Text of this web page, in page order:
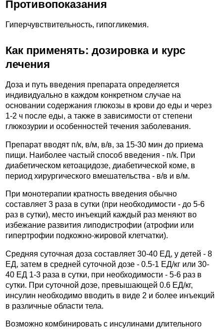
Противопоказания
Гиперчувствительность, гипогликемия.
Как применять: дозировка и курс
лечения
Доза и путь введения препарата определяется
индивидуально в каждом конкретном случае на
основании содержания глюкозы в крови до еды и через
1-2 ч после еды, а также в зависимости от степени
глюкозурии и особенностей течения заболевания.
Препарат вводят п/к, в/м, в/в, за 15-30 мин до приема
пищи. Наиболее частый способ введения - п/к. При
диабетическом кетоацидозе, диабетической коме, в
период хирургического вмешательства - в/в и в/м.
При монотерапии кратность введения обычно
составляет 3 раза в сутки (при необходимости - до 5-6
раз в сутки), место инъекций каждый раз меняют во
избежание развития липодистрофии (атрофии или
гипертрофии подкожно-жировой клетчатки).
Средняя суточная доза составляет 30-40 ЕД, у детей - 8
ЕД, затем в средней суточной дозе - 0.5-1 ЕД/кг или 30-
40 ЕД 1-3 раза в сутки, при необходимости - 5-6 раз в
сутки. При суточной дозе, превышающей 0.6 ЕД/кг,
инсулин необходимо вводить в виде 2 и более инъекций
в различные области тела.
Возможно комбинировать с инсулинами длительного